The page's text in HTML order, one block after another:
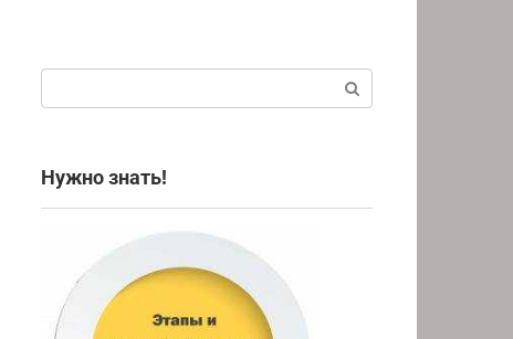
Нужно знать!